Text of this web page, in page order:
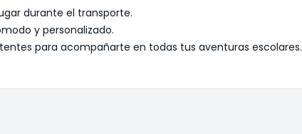
durante el transporte.
y personalizado.
para acompañarte en todas tus aventuras escolares.